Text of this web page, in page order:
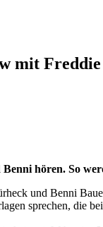
mit
hören. So
und Benni
sprechen, die